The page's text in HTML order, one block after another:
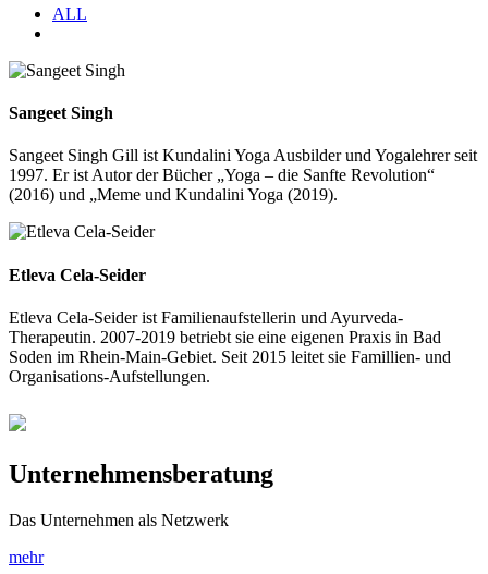
ALL
Sangeet Singh
Sangeet Singh Gill ist Kundalini Yoga Ausbilder und Yogalehrer seit
1997. Er ist Autor der Bücher „Yoga – die Sanfte Revolution“
(2016) und „Meme und Kundalini Yoga (2019).
Etleva Cela-Seider
Etleva Cela-Seider ist Familienaufstellerin und Ayurveda-
Therapeutin. 2007-2019 betriebt sie eine eigenen Praxis in Bad
Soden im Rhein-Main-Gebiet. Seit 2015 leitet sie Famillien- und
Organisations-Aufstellungen.
Unternehmensberatung
Das Unternehmen als Netzwerk
mehr